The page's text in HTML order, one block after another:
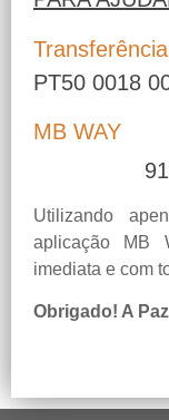
PT50 0018
MB WAY
Utilizando
aplicação MB
imediata e com
Obrigado! A